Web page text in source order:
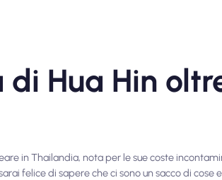
Hua Hin
in Thailandia, nota per le sue coste
felice di sapere che ci sono un sacco di cose